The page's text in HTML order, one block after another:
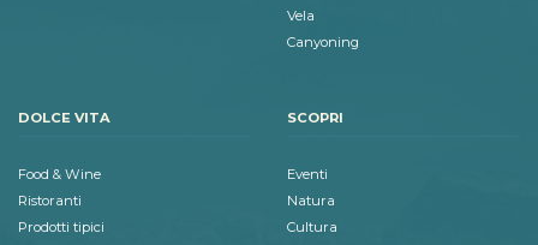
Vela
Canyoning
DOLCE VITA
Food & Wine
Ristoranti
Prodotti tipici
SCOPRI
Eventi
Natura
Cultura